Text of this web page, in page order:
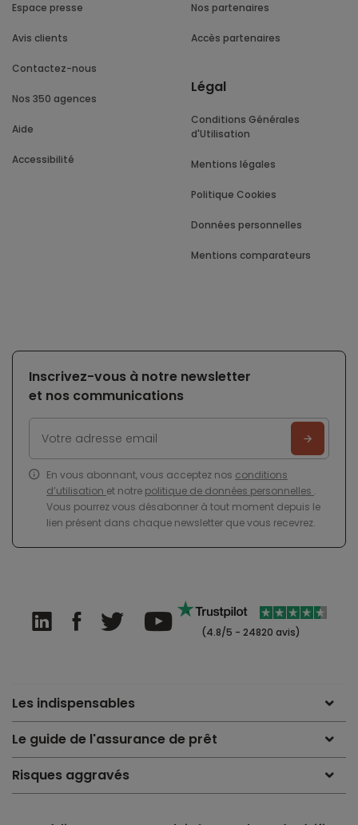
Espace presse
Avis clients
Contactez-nous
Nos 350 agences
Aide
Accessibilité
Nos partenaires
Accès partenaires
Légal
Conditions Générales
d'Utilisation
Mentions légales
Politique Cookies
Données personnelles
Mentions comparateurs
Inscrivez-vous à notre newsletter
et nos communications
En vous abonnant, vous acceptez nos conditions
d’utilisation et notre politique de données personnelles .
Vous pourrez vous désabonner à tout moment depuis le
lien présent dans chaque newsletter que vous recevrez.
(4.8/5 - 24820 avis)
Les indispensables
Le guide de l'assurance de prêt
Risques aggravés